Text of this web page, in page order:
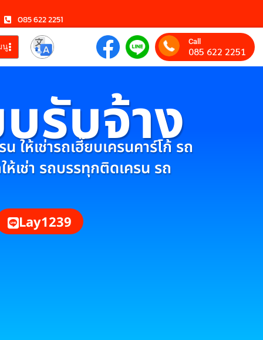
085 622 2251
นู Call
085 622 2251
รับจ้าง
ให้เช่ารถเฮี๊ยบเครนคาร์โก้ รถ
ห้เช่า รถบรรทุกติดเครน รถ
Lay1239